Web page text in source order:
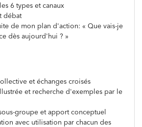
6 types et canaux
débat
de mon plan d'action: « Que vais-je
dès aujourd'hui ? »
et échanges croisés
et recherche d'exemples par le
groupe et apport conceptuel
avec utilisation par chacun des